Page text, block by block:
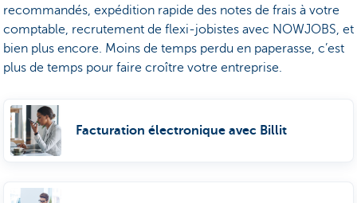
recommandés, expédition rapide des notes de frais à votre
comptable, recrutement de flexi-jobistes avec NOWJOBS, et
bien plus encore. Moins de temps perdu en paperasse, c’est
plus de temps pour faire croître votre entreprise.
Facturation électronique avec Billit